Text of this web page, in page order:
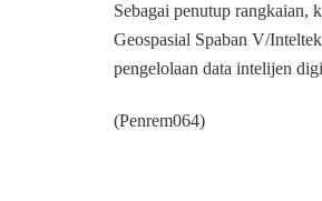
Sebagai penutup rangkaian,
Geospasial Spaban V/
pengelolaan data intelijen
(Penrem064)